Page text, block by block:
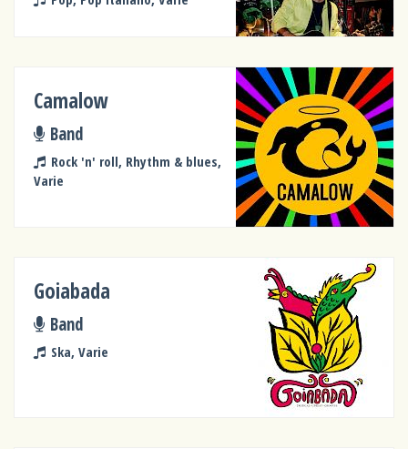
Camalow
Band
Rock 'n' roll, Rhythm & blues,
Varie
Goiabada
Band
Ska, Varie